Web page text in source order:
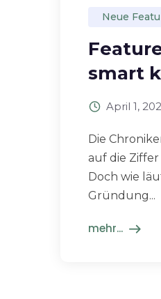
Neue
smart
April 1,
Die
auf die
Doch wie
Gründung...
mehr...